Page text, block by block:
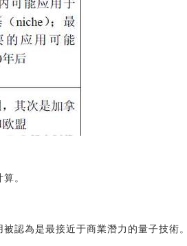
。
認為是最接近于商業潛力的量子技術。